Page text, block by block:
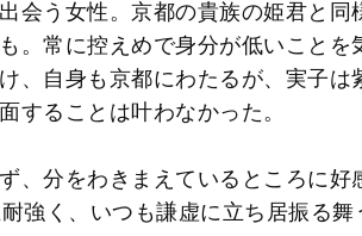
会う女性。京都の貴族の姫君と同
。常に控えめで身分が低いことを
、自身も京都にわたるが、実子は
することは叶わなかった。
、分をわきまえているところに好
強く、いつも謙虚に立ち居振る舞